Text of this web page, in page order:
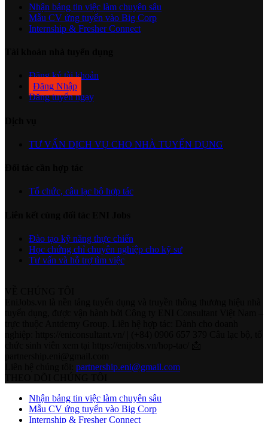
Nhận bảng tin việc làm chuyên sâu
Mẫu CV ứng tuyển vào Big Corp
Internship & Fresher Connect
Đăng ký tài khoản
Đăng Nhập
Đăng tuyển ngay
TƯ VẤN DỊCH VỤ CHO NHÀ TUYỂN DỤNG
Tổ chức, câu lạc bộ hợp tác
Đào tạo kỹ năng thực chiến
Học chứng chỉ chuyên nghiệp cho kỹ sư
Tư vấn và hỗ trợ tìm việc
partnership.eni@gmail.com
Nhận bảng tin việc làm chuyên sâu
Mẫu CV ứng tuyển vào Big Corp
Internship & Fresher Connect